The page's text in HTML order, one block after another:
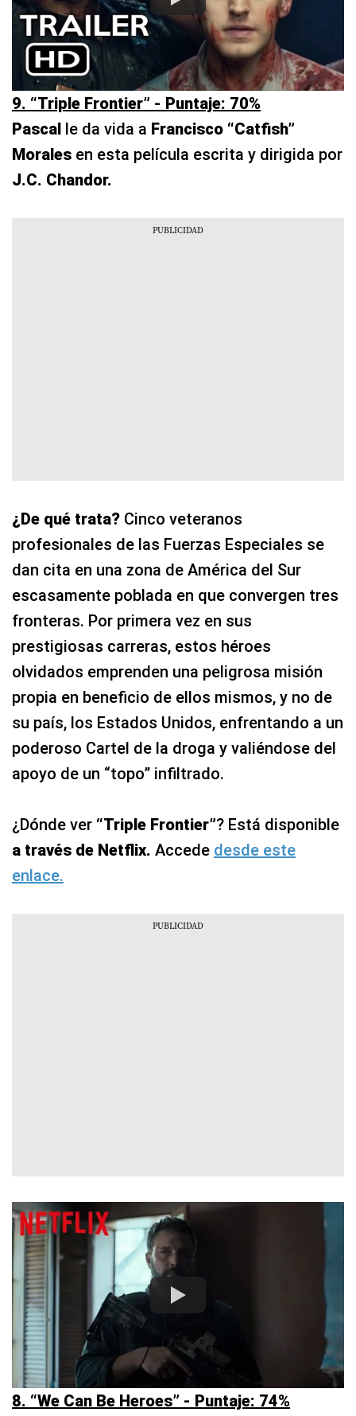
9. “Triple Frontier” - Puntaje: 70%
Pascal le da vida a Francisco “Catfish”
Morales en esta película escrita y dirigida por
J.C. Chandor.
¿De qué trata? Cinco veteranos
profesionales de las Fuerzas Especiales se
dan cita en una zona de América del Sur
escasamente poblada en que convergen tres
fronteras. Por primera vez en sus
prestigiosas carreras, estos héroes
olvidados emprenden una peligrosa misión
propia en beneficio de ellos mismos, y no de
su país, los Estados Unidos, enfrentando a un
poderoso Cartel de la droga y valiéndose del
apoyo de un “topo” infiltrado.
¿Dónde ver “Triple Frontier”? Está disponible
a través de Netflix. Accede desde este
enlace.
8. “We Can Be Heroes” - Puntaje: 74%